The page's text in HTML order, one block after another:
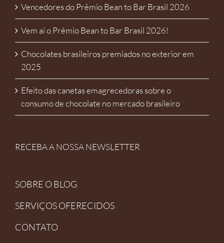
Vencedores do Prêmio Bean to Bar Brasil 2026
Vem aí o Prêmio Bean to Bar Brasil 2026!
Chocolates brasileiros premiados no exterior em
2025
Efeito das canetas emagrecedoras sobre o
consumo de chocolate no mercado brasileiro
RECEBA A NOSSA NEWSLETTER
SOBRE O BLOG
SERVIÇOS OFERECIDOS
CONTATO